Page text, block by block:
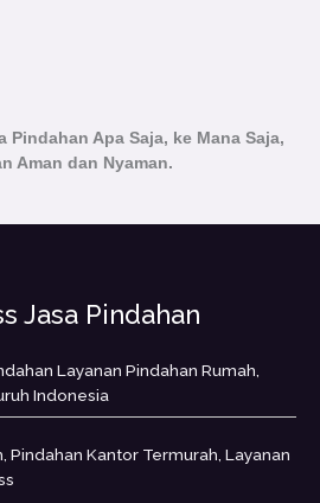
Apa Saja, ke Mana Saja,
Aman dan Nyaman.
Jasa Pindahan
Layanan Pindahan Rumah,
Indonesia
Pindahan Kantor Termurah, Layanan